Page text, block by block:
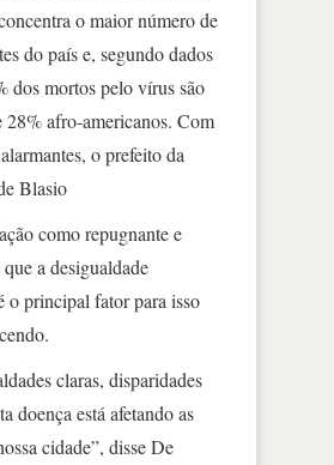
o maior número de
do país e, segundo dados
dos mortos pelo vírus são
28% afro-americanos. Com
o prefeito da
Blasio
como repugnante e
a desigualdade
o principal fator para isso
claras, disparidades
doença está afetando as
cidade”, disse De